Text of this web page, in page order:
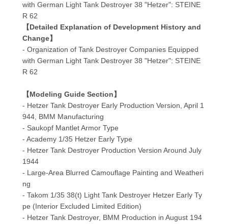
with German Light Tank Destroyer 38 "Hetzer": STEINE
R 62
【Detailed Explanation of Development History and
Change】
- Organization of Tank Destroyer Companies Equipped
with German Light Tank Destroyer 38 "Hetzer": STEINE
R 62
【Modeling Guide Section】
- Hetzer Tank Destroyer Early Production Version, April 1
944, BMM Manufacturing
- Saukopf Mantlet Armor Type
- Academy 1/35 Hetzer Early Type
- Hetzer Tank Destroyer Production Version Around July
1944
- Large-Area Blurred Camouflage Painting and Weatheri
ng
- Takom 1/35 38(t) Light Tank Destroyer Hetzer Early Ty
pe (Interior Excluded Limited Edition)
- Hetzer Tank Destroyer, BMM Production in August 194